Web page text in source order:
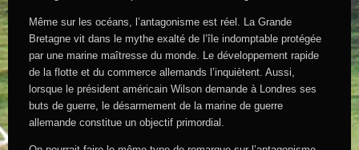
Même sur les océans, l’antagonisme est réel. La Grande
Bretagne vit dans le mythe exalté de l’île indomptable protégée
par une marine maîtresse du monde. Le développement rapide
de la flotte et du commerce allemands l’inquiètent. Aussi,
lorsque le président américain Wilson demande à Londres ses
buts de guerre, le désarmement de la marine de guerre
allemande constitue un objectif primordial.